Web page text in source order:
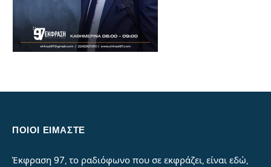
ΠΟΙΟΙ ΕΙΜΑΣΤΕ
Έκφραση 97, το ραδιόφωνο που σε εκφράζει, είναι εδώ,